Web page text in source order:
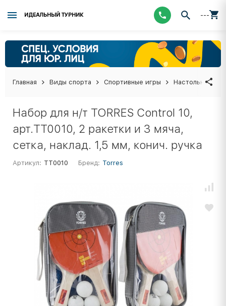
ИДЕАЛЬНЫЙ ТУРНИК ---
Главная Виды спорта Спортивные игры Настольный
Набор для н/т TORRES Control 10,
арт.TT0010, 2 ракетки и 3 мяча,
сетка, наклад. 1,5 мм, конич. ручка
Артикул: TT0010 Бренд: Torres